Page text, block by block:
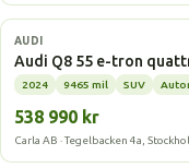
Elbil
AUDI
Audi Q8 55 e-tron
2024 9465 mil SUV
538 990 kr
Carla AB · Tegelbacken 4a,